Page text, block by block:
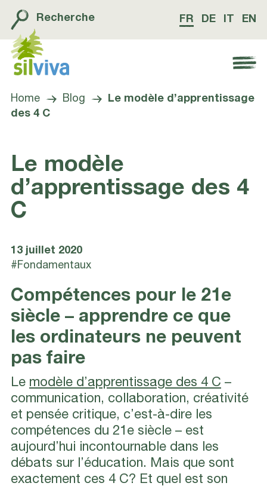
Recherche FR DE EN
Navigation öffnen bzw. schliessen
Home Blog
Le modèle d’apprentissage
des 4 C
Le modèle
d’apprentissage des 4
C
13 juillet 2020
#Fondamentaux
Compétences pour le 21e
siècle – apprendre ce que
les ordinateurs ne peuvent
pas faire
Le modèle d’apprentissage des 4 C –
communication, collaboration, créativité
et pensée critique, c’est-à-dire les
compétences du 21e siècle – est
aujourd’hui incontournable dans les
débats sur l’éducation. Mais que sont
exactement ces 4 C? Et quel est son